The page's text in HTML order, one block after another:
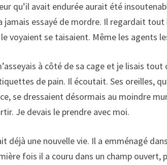
qu’il avait endurée aurait été
jamais essayé de mordre. Il regardait
voyaient se taisaient. Même les agents
à côté de sa cage et je lisais
de pain. Il écoutait. Ses oreilles,
se dressaient désormais au moindre
Je devais le prendre avec moi.
déjà une nouvelle vie. Il a emménagé
fois il a couru dans un champ ouvert,